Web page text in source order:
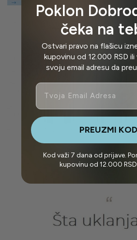
Poklon
čeka na
Ostvari pravo na flašicu
kupovinu od 12.000 RSD ili
svoju email adresu da
Email
PREUZMI KOD
Kod važi 7 dana od prijave.
kupovinu od 12.000 RSD